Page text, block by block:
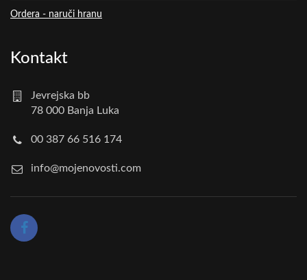
Ordera - naruči hranu
Kontakt
Jevrejska bb
78 000 Banja Luka
00 387 66 516 174
info@mojenovosti.com